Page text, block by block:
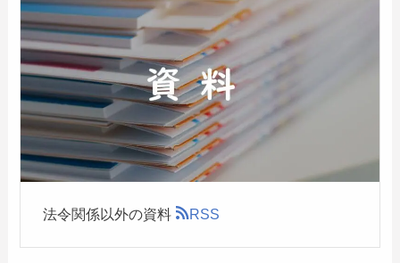
法令関係以外の資料 RSS